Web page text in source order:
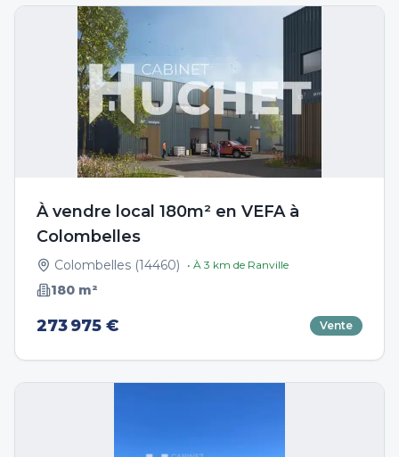
À vendre local 180m² en VEFA à
Colombelles
Colombelles (14460) • À 3 km de Ranville
180 m²
273 975 € Vente